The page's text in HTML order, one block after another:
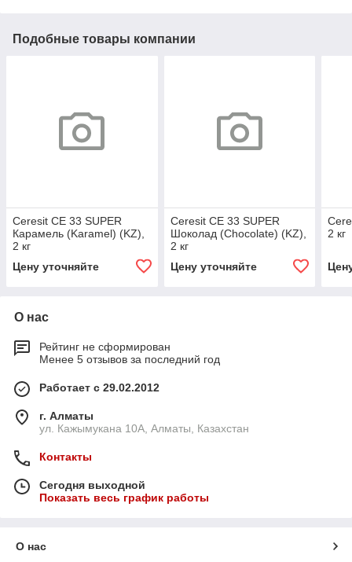
Подобные товары компании
Ceresit CE 33 SUPER
Карамель (Karamel) (KZ),
2 кг
Цену уточняйте
Ceresit CE 33 SUPER
Шоколад (Chocolate) (KZ),
2 кг
Цену уточняйте
2 кг
О нас
Рейтинг не сформирован
Менее 5 отзывов за последний год
Работает с 29.02.2012
г. Алматы
ул. Кажымукана 10А, Алматы, Казахстан
Контакты
Сегодня выходной
Показать весь график работы
О нас